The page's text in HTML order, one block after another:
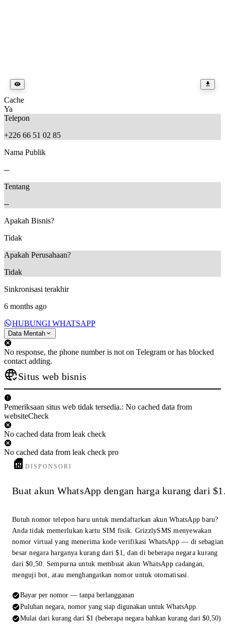
Cache
Ya
Telepon
+226 66 51 02 85
Nama Publik
--
Tentang
--
Apakah Bisnis?
Tidak
Apakah Perusahaan?
Tidak
Sinkronisasi terakhir
6 months ago
HUBUNGI WHATSAPP
Data Mentah
No response, the phone number is not on Telegram or has blocked
contact adding.
Situs web bisnis
Pemeriksaan situs web tidak tersedia.: No cached data from
websiteCheck
No cached data from leak check
No cached data from leak check pro
DISPONSORI
Buat akun WhatsApp dengan harga kurang dari
Butuh nomor telepon baru untuk mendaftarkan akun WhatsApp baru?
Anda tidak memerlukan kartu SIM fisik. GrizzlySMS menyewakan
nomor virtual yang menerima kode verifikasi WhatsApp — di sebagian
besar negara harganya kurang dari $1, dan di beberapa negara kurang
dari $0,50. Sempurna untuk membuat akun WhatsApp cadangan,
menguji bot, atau menghangatkan nomor untuk otomatisasi.
Bayar per nomor — tanpa berlangganan
Puluhan negara, nomor yang siap digunakan untuk WhatsApp.
Mulai dari kurang dari $1 (beberapa negara bahkan kurang dari $0,50)